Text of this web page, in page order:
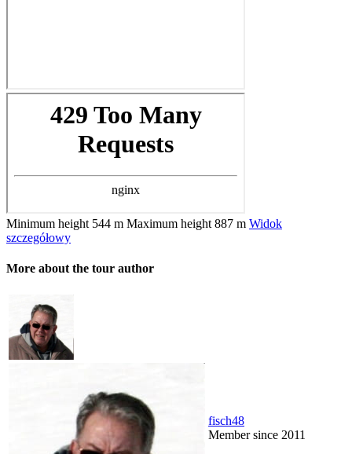
Minimum height 544 m Maximum height 887 m Widok
szczegółowy
More about the tour author
fisch48
Member since 2011